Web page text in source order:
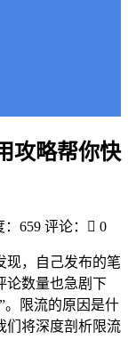
攻略帮你快
：659 评论： 0
现，自己发布的笔
论数量也急剧下
。限流的原因是什
们将深度剖析限流